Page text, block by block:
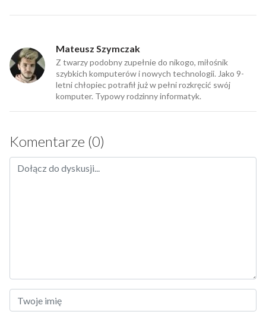
Mateusz Szymczak
Z twarzy podobny zupełnie do nikogo, miłośnik
szybkich komputerów i nowych technologii. Jako 9-
letni chłopiec potrafił już w pełni rozkręcić swój
komputer. Typowy rodzinny informatyk.
Komentarze (0)